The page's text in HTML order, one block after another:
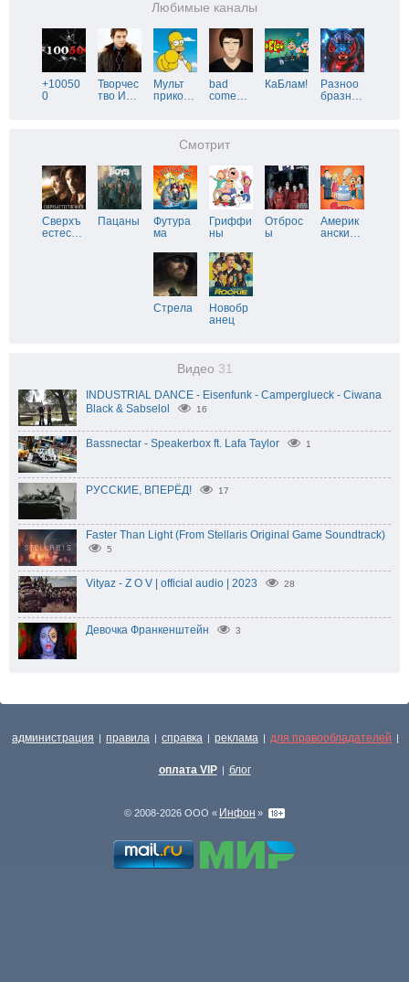
Любимые каналы
+10050
0
Творчес
тво И …
Мульт
прико…
bad
come…
КаБлам!
Разноо
бразн…
Смотрит
Сверхъ
естес…
Пацаны
Футура
ма
Гриффи
ны
Отброс
ы
Америк
ански…
Стрела
Новобр
анец
Видео 31
INDUSTRIAL DANCE - Eisenfunk - Camperglueck - Ciwana
Black & Sabselol
16
Bassnectar - Speakerbox ft. Lafa Taylor 1
РУССКИЕ, ВПЕРЁД! 17
Faster Than Light (From Stellaris Original Game Soundtrack)
5
Vityaz - Z O V | official audio | 2023 28
Девочка Франкенштейн 3
администрация | правила | справка | реклама | для правообладателей |
оплата VIP | блог
© 2008-2026 ООО « Инфон »